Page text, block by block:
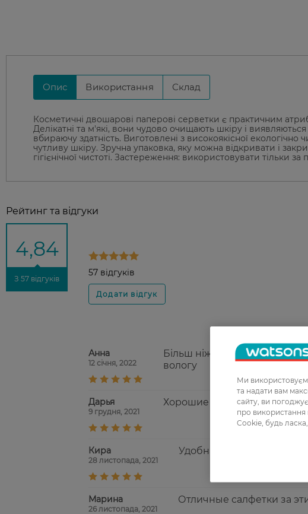
Опис Використання Склад
Косметичні двошарові паперові серветки є практичним
Делікатні та м'які, вони чудово очищають шкіру і
вбираючу здатність. Виготовлені з високоякісної
чутливу шкіру. Зручна упаковка, яку можна відкривати і
гігієнічної чистоті. Застереження: використовувати тільки
Рейтинг та відгуки
4,84
З 57 відгуків
57 відгуків
Анна
12 січня, 2022
Більш ніж бюджетні і при
вологу
Дарья
9 грудня, 2021
Хорошие качественные
Кира
28 листопада, 2021
Удобная упаковка,
Марина
26 листопада, 2021
Отличные салфетки за
Ми
та надати вам
сайту, ви
про використання
Cookie, будь ласка,